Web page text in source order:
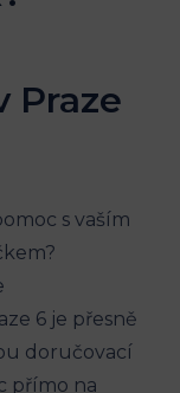
Praze
‍s vaším
6⁣ je ​přesně
doručovací
⁢přímo na